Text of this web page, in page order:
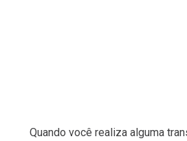
Quando você realiza alguma